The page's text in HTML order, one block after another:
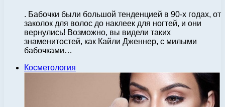
. Бабочки были большой тенденцией в 90-х годах, от
заколок для волос до наклеек для ногтей, и они
вернулись! Возможно, вы видели таких
знаменитостей, как Кайли Дженнер, с милыми
бабочками…
Косметология